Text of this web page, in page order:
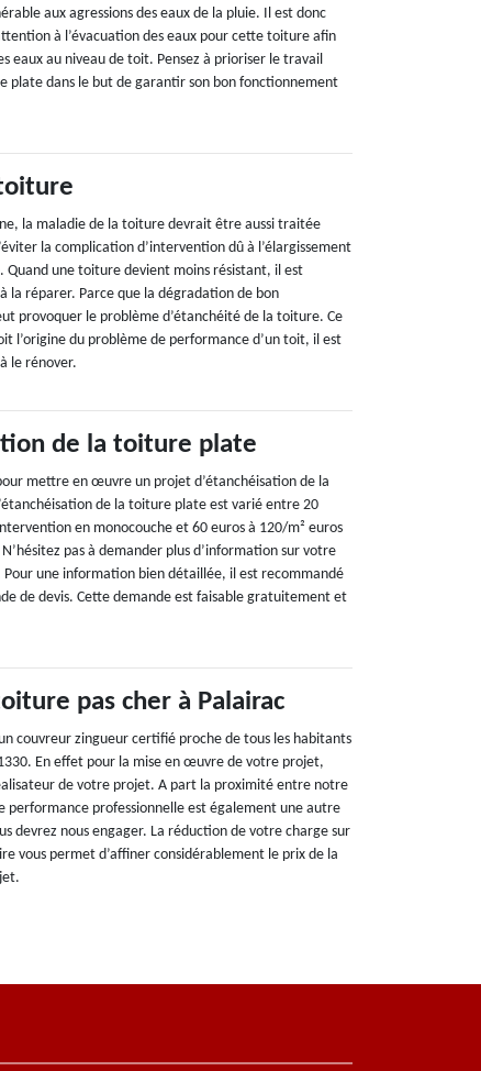
aux agressions des eaux de la pluie. Il est donc
à l’évacuation des eaux pour cette toiture afin
eaux au niveau de toit. Pensez à prioriser le travail
plate dans le but de garantir son bon fonctionnement
la maladie de la toiture devrait être aussi traitée
la complication d’intervention dû à l’élargissement
Quand une toiture devient moins résistant, il est
la réparer. Parce que la dégradation de bon
provoquer le problème d’étanchéité de la toiture. Ce
l’origine du problème de performance d’un toit, il est
le rénover.
de la toiture plate
mettre en œuvre un projet d’étanchéisation de la
de la toiture plate est varié entre 20
en monocouche et 60 euros à 120/m² euros
pas à demander plus d’information sur votre
Pour une information bien détaillée, il est recommandé
de devis. Cette demande est faisable gratuitement et
pas cher à Palairac
couvreur zingueur certifié proche de tous les habitants
En effet pour la mise en œuvre de votre projet,
de votre projet. A part la proximité entre notre
performance professionnelle est également une autre
devrez nous engager. La réduction de votre charge sur
vous permet d’affiner considérablement le prix de la